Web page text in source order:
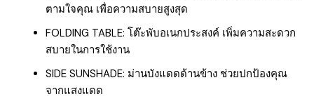
ตามใจคุณ เพื่อความสบายสูงสุด
FOLDING TABLE: โต๊ะพับอเนกประสงค์ เพิ่มความสะดวก
สบายในการใช้งาน
SIDE SUNSHADE: ม่านบังแดดด้านข้าง ช่วยปกป้องคุณ
จากแสงแดด